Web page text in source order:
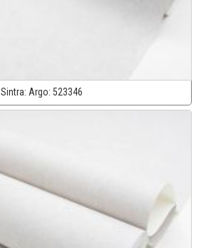
Sintra: Argo: 523346